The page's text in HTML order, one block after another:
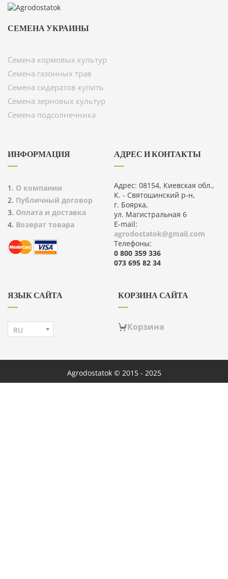
СЕМЕНА УКРАИНЫ
Семена кормовых культур
Семена газонных трав
Семена сидератов купить
Семена зерновых культур
Семена подсолнечника
ИНФОРМАЦИЯ
О компании
Публичный договор
Оплата и доставка
Возврат товара
АДРЕС И КОНТАКТЫ
Адрес: 08154, Киевская обл.,
К. - Святошинский р-н,
г. Боярка,
ул. Магистральная 6
E-mail:
agrodostatok@gmail.com
Телефоны:
0 800 359 336
073 695 82 34
ЯЗЫК САЙТА КОРЗИНА САЙТА
Корзина
Agrodostatok © 2015 - 2025